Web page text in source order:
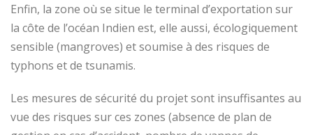
Enfin, la zone où se situe le terminal d’exportation sur
la côte de l’océan Indien est, elle aussi, écologiquement
sensible (mangroves) et soumise à des risques de
typhons et de tsunamis.
Les mesures de sécurité du projet sont insuffisantes au
vue des risques sur ces zones (absence de plan de